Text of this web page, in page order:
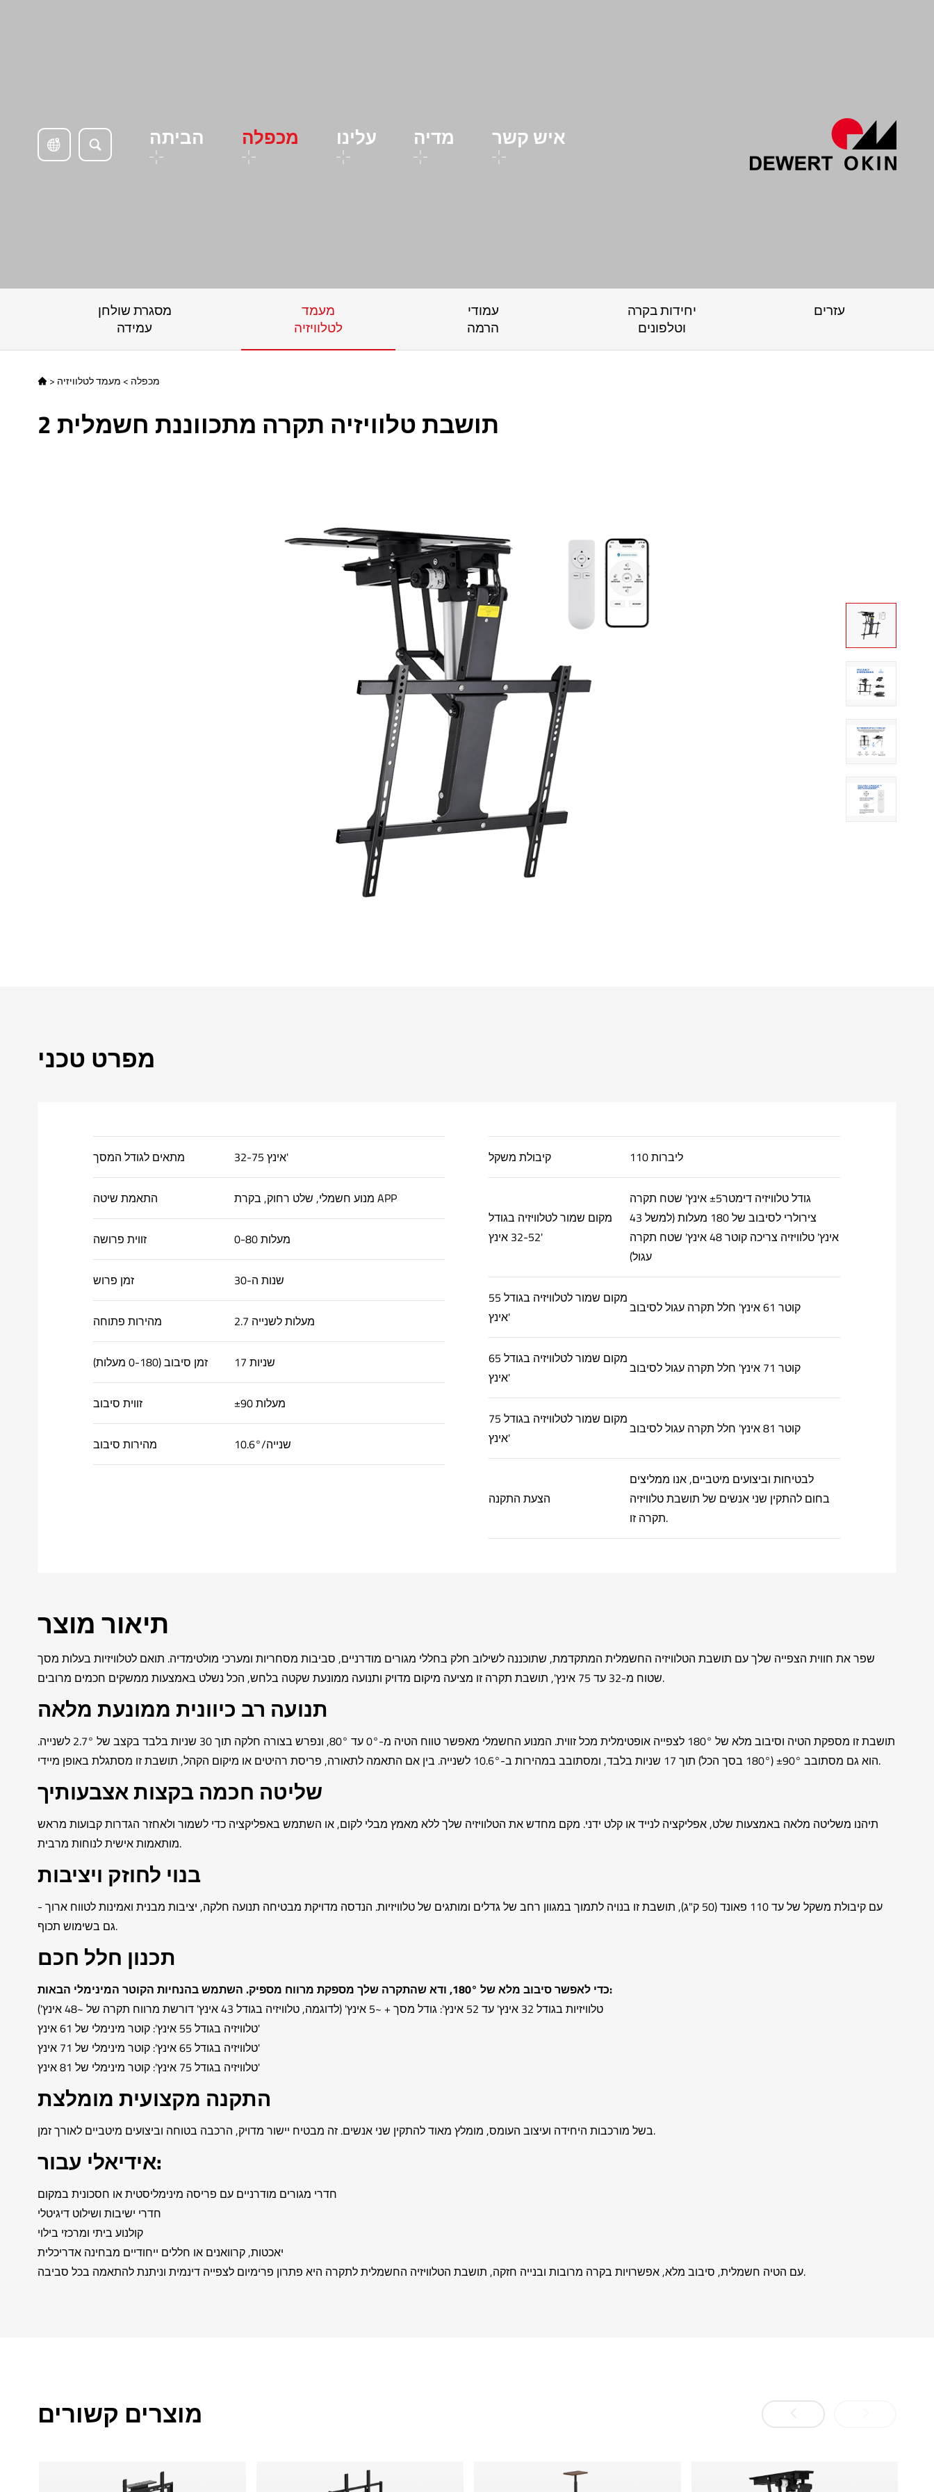
הביתה מכפלה עלינו מדיה איש קשר
מסגרת שולחן
עמידה
מעמד
לטלוויזיה
עמודי
הרמה
יחידות בקרה
וטלפונים
עזרים
 > מכפלה >מעמד לטלוויזיה
תושבת טלוויזיה תקרה מתכווננת חשמלית 2
מפרט טכני
מתאים לגודל המסך 32-75 אינץ'
התאמת שיטה מנוע חשמלי, שלט רחוק, בקרת APP
זווית פרושה 0-80 מעלות
זמן פרוש שנות ה-30
מהירות פתוחה 2.7 מעלות לשנייה
זמן סיבוב (0-180 מעלות) 17 שניות
זווית סיבוב ±90 מעלות
מהירות סיבוב 10.6°/שנייה
קיבולת משקל 110 ליברות
מקום שמור לטלוויזיה בגודל
32-52 אינץ'
גודל טלוויזיה דימטר±5 אינץ' שטח תקרה
צירולרי לסיבוב של 180 מעלות (למשל 43
אינץ' טלוויזיה צריכה קוטר 48 אינץ' שטח תקרה
עגול)
מקום שמור לטלוויזיה בגודל 55
אינץ'
קוטר 61 אינץ' חלל תקרה עגול לסיבוב
מקום שמור לטלוויזיה בגודל 65
אינץ'
קוטר 71 אינץ' חלל תקרה עגול לסיבוב
מקום שמור לטלוויזיה בגודל 75
אינץ'
קוטר 81 אינץ' חלל תקרה עגול לסיבוב
הצעת התקנה
לבטיחות וביצועים מיטביים, אנו ממליצים
בחום להתקין שני אנשים של תושבת טלוויזיה
תקרה זו.
תיאור מוצר
שפר את חווית הצפייה שלך עם תושבת הטלוויזיה החשמלית המתקדמת, שתוכננה לשילוב חלק בחללי מגורים מודרניים, סביבות מסחריות ומערכי מולטימדיה. תואם לטלוויזיות בעלות מסך
שטוח מ-32 עד 75 אינץ', תושבת תקרה זו מציעה מיקום מדויק ותנועה ממונעת שקטה בלחש, הכל נשלט באמצעות ממשקים חכמים מרובים.
תנועה רב כיוונית ממונעת מלאה
תושבת זו מספקת הטיה וסיבוב מלא של 180° לצפייה אופטימלית מכל זווית. המנוע החשמלי מאפשר טווח הטיה מ-0° עד 80°, ונפרש בצורה חלקה תוך 30 שניות בלבד בקצב של 2.7° לשנייה.
הוא גם מסתובב ±90° (180° בסך הכל) תוך 17 שניות בלבד, ומסתובב במהירות ב-10.6° לשנייה. בין אם התאמה לתאורה, פריסת רהיטים או מיקום הקהל, תושבת זו מסתגלת באופן מיידי.
שליטה חכמה בקצות אצבעותיך
תיהנו משליטה מלאה באמצעות שלט, אפליקציה לנייד או קלט ידני. מקם מחדש את הטלוויזיה שלך ללא מאמץ מבלי לקום, או השתמש באפליקציה כדי לשמור ולאחזר הגדרות קבועות מראש
מותאמות אישית לנוחות מרבית.
בנוי לחוזק ויציבות
עם קיבולת משקל של עד 110 פאונד (50 ק"ג), תושבת זו בנויה לתמוך במגוון רחב של גדלים ומותגים של טלוויזיות. הנדסה מדויקת מבטיחה תנועה חלקה, יציבות מבנית ואמינות לטווח ארוך -
גם בשימוש תכוף.
תכנון חלל חכם
כדי לאפשר סיבוב מלא של 180°, ודא שהתקרה שלך מספקת מרווח מספיק. השתמש בהנחיות הקוטר המינימלי הבאות:
טלוויזיות בגודל 32 אינץ' עד 52 אינץ': גודל מסך + ~5 אינץ' (לדוגמה, טלוויזיה בגודל 43 אינץ' דורשת מרווח תקרה של ~48 אינץ')
טלוויזיה בגודל 55 אינץ': קוטר מינימלי של 61 אינץ'
טלוויזיה בגודל 65 אינץ': קוטר מינימלי של 71 אינץ'
טלוויזיה בגודל 75 אינץ': קוטר מינימלי של 81 אינץ'
התקנה מקצועית מומלצת
בשל מורכבות היחידה ועיצוב העומס, מומלץ מאוד להתקין שני אנשים. זה מבטיח יישור מדויק, הרכבה בטוחה וביצועים מיטביים לאורך זמן.
אידיאלי עבור:
חדרי מגורים מודרניים עם פריסה מינימליסטית או חסכונית במקום
חדרי ישיבות ושילוט דיגיטלי
קולנוע ביתי ומרכזי בילוי
יאכטות, קרוואנים או חללים ייחודיים מבחינה אדריכלית
עם הטיה חשמלית, סיבוב מלא, אפשרויות בקרה מרובות ובנייה חזקה, תושבת הטלוויזיה החשמלית לתקרה היא פתרון פרימיום לצפייה דינמית וניתנת להתאמה בכל סביבה.
מוצרים קשורים